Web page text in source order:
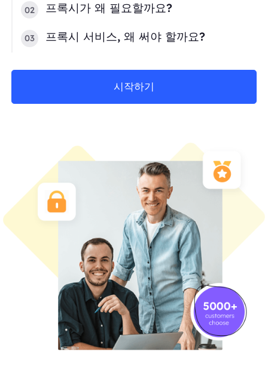
02 프록시가 왜 필요할까요?
03 프록시 서비스, 왜 써야 할까요?
시작하기